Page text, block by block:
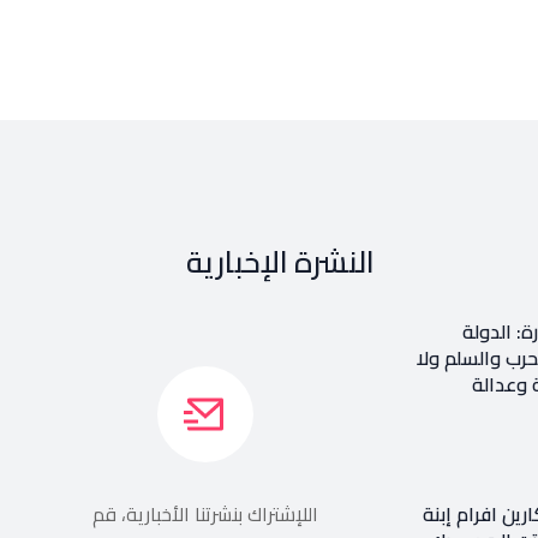
الدولة
والسلم ولا
افرام إبنة
النشرة الإخبارية
اللإشتراك بنشرتنا الأخبارية، قم